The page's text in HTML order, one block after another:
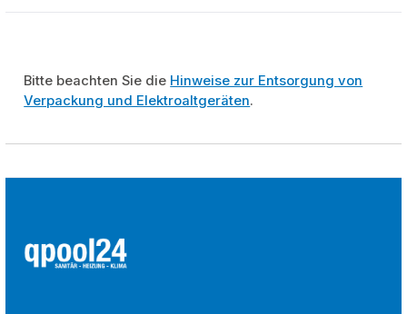
Bitte beachten Sie die Hinweise zur Entsorgung von
Verpackung und Elektroaltgeräten.